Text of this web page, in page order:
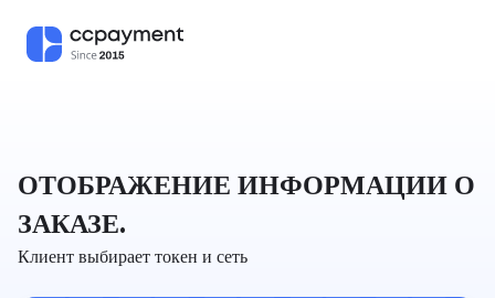
ОТОБРАЖЕНИЕ ИНФОРМАЦИИ О
ЗАКАЗЕ.
Клиент выбирает токен и сеть